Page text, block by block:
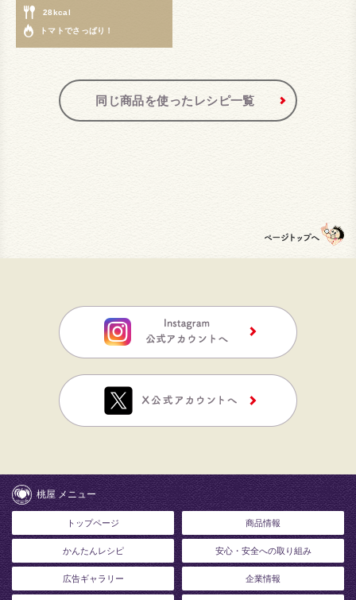
28kcal
トマトでさっぱり！
同じ商品を使ったレシピ一覧
桃屋 メニュー
トップページ 商品情報
かんたんレシピ 安心・安全への取り組み
広告ギャラリー 企業情報